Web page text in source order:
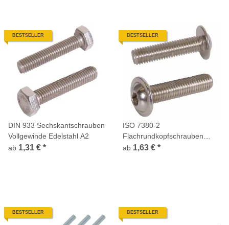
BESTSELLER
DIN 933 Sechskantschrauben
Vollgewinde Edelstahl A2
ab 1,31 € *
BESTSELLER
ISO 7380-2
Flachrundkopfschrauben
Innensechskant Flansch
ab 1,63 € *
BESTSELLER BESTSELLER